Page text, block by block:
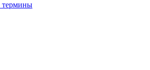
термины